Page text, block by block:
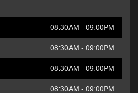
08:30AM - 09:00PM
08:30AM - 09:00PM
08:30AM - 09:00PM
08:30AM - 09:00PM